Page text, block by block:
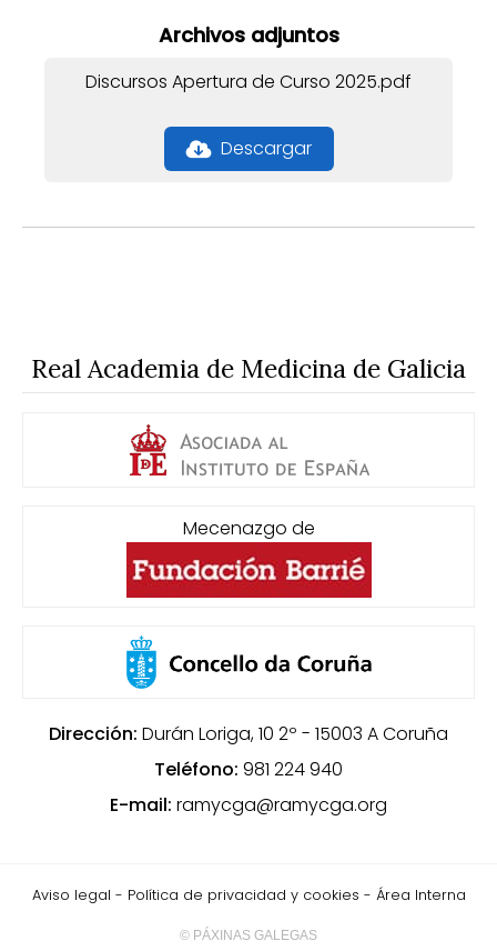
Archivos adjuntos
Discursos Apertura de Curso 2025.pdf
Descargar
Real Academia de Medicina de Galicia
Mecenazgo de
Dirección: Durán Loriga, 10 2º - 15003 A Coruña
Teléfono: 981 224 940
E-mail: ramycga@ramycga.org
Aviso legal - Política de privacidad y cookies - Área Interna
© PÁXINAS GALEGAS